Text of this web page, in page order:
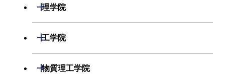
理学院
開閉
工学院
開閉
機械系
物質理工学院
開閉